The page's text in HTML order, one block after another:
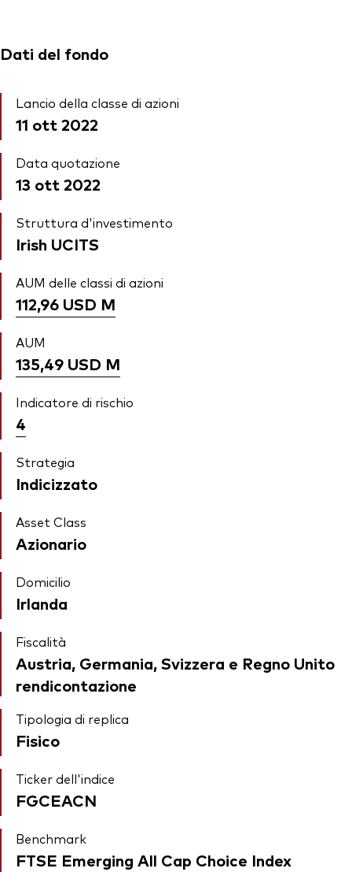
Dati del fondo
Lancio della classe di azioni
11 ott 2022
Data quotazione
13 ott 2022
Struttura d'investimento
Irish UCITS
AUM delle classi di azioni
112,96 USD M
AUM
135,49 USD M
Indicatore di rischio
4
Strategia
Indicizzato
Asset Class
Azionario
Domicilio
Irlanda
Fiscalità
Austria, Germania, Svizzera e Regno Unito
rendicontazione
Tipologia di replica
Fisico
Ticker dell'indice
FGCEACN
Benchmark
FTSE Emerging All Cap Choice Index